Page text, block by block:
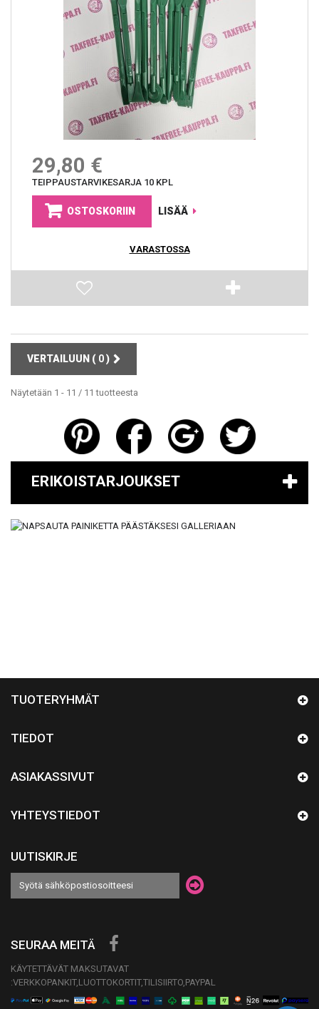
29,80 €
TEIPPAUSTARVIKESARJA 10 KPL
OSTOSKORIIN LISÄÄ
VARASTOSSA
VERTAILUUN ( 0)
Näytetään 1 - 11 / 11 tuotteesta
ERIKOISTARJOUKSET
TUOTERYHMÄT
TIEDOT
ASIAKASSIVUT
YHTEYSTIEDOT
UUTISKIRJE
SEURAA MEITÄ
KÄYTETTÄVÄT MAKSUTAVAT
:VERKKOPANKIT,LUOTTOKORTIT,TILISIIRTO,PAYPAL